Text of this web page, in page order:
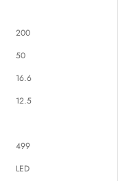
200
50
16.6
12.5
499
LED